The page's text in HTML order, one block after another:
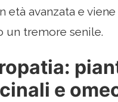
età avanzata e
un tremore senile.
e